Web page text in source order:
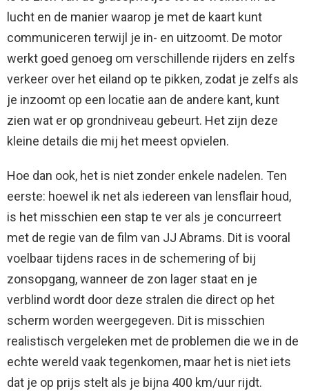
lucht en de manier waarop je met de kaart kunt
communiceren terwijl je in- en uitzoomt. De motor
werkt goed genoeg om verschillende rijders en zelfs
verkeer over het eiland op te pikken, zodat je zelfs als
je inzoomt op een locatie aan de andere kant, kunt
zien wat er op grondniveau gebeurt. Het zijn deze
kleine details die mij het meest opvielen.
Hoe dan ook, het is niet zonder enkele nadelen. Ten
eerste: hoewel ik net als iedereen van lensflair houd,
is het misschien een stap te ver als je concurreert
met de regie van de film van JJ Abrams. Dit is vooral
voelbaar tijdens races in de schemering of bij
zonsopgang, wanneer de zon lager staat en je
verblind wordt door deze stralen die direct op het
scherm worden weergegeven. Dit is misschien
realistisch vergeleken met de problemen die we in de
echte wereld vaak tegenkomen, maar het is niet iets
dat je op prijs stelt als je bijna 400 km/uur rijdt.